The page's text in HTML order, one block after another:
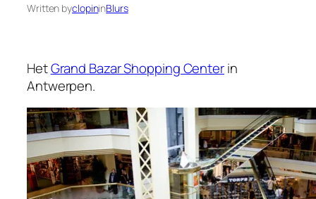
Written byclopininBlurs
HetGrand Bazar Shopping Centerin
Antwerpen.